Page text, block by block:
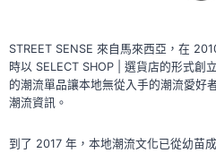
STREET SENSE 來自馬來西亞，在
時以 SELECT SHOP | 選貨店的形式創
的潮流單品讓本地無從入手的潮流愛好
潮流資訊。
到了 2017 年，本地潮流文化已從幼苗